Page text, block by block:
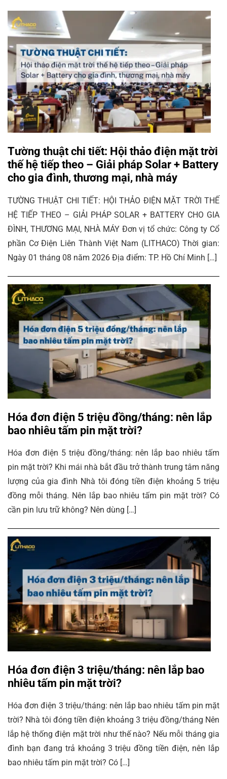
Tường thuật chi tiết: Hội thảo điện mặt trời
thế hệ tiếp theo – Giải pháp Solar + Battery
cho gia đình, thương mại, nhà máy
TƯỜNG THUẬT CHI TIẾT: HỘI THẢO ĐIỆN MẶT TRỜI THẾ
HỆ TIẾP THEO – GIẢI PHÁP SOLAR + BATTERY CHO GIA
ĐÌNH, THƯƠNG MẠI, NHÀ MÁY Đơn vị tổ chức: Công ty Cổ
phần Cơ Điện Liên Thành Việt Nam (LITHACO) Thời gian:
Ngày 01 tháng 08 năm 2026 Địa điểm: TP. Hồ Chí Minh […]
Hóa đơn điện 5 triệu đồng/tháng: nên lắp
bao nhiêu tấm pin mặt trời?
Hóa đơn điện 5 triệu đồng/tháng: nên lắp bao nhiêu tấm
pin mặt trời? Khi mái nhà bắt đầu trở thành trung tâm năng
lượng của gia đình Nhà tôi đóng tiền điện khoảng 5 triệu
đồng mỗi tháng. Nên lắp bao nhiêu tấm pin mặt trời? Có
cần pin lưu trữ không? Nên dùng […]
Hóa đơn điện 3 triệu/tháng: nên lắp bao
nhiêu tấm pin mặt trời?
Hóa đơn điện 3 triệu/tháng: nên lắp bao nhiêu tấm pin mặt
trời? Nhà tôi đóng tiền điện khoảng 3 triệu đồng/tháng Nên
lắp hệ thống điện mặt trời như thế nào? Nếu mỗi tháng gia
đình bạn đang trả khoảng 3 triệu đồng tiền điện, nên lắp
bao nhiêu tấm pin mặt trời? Có […]